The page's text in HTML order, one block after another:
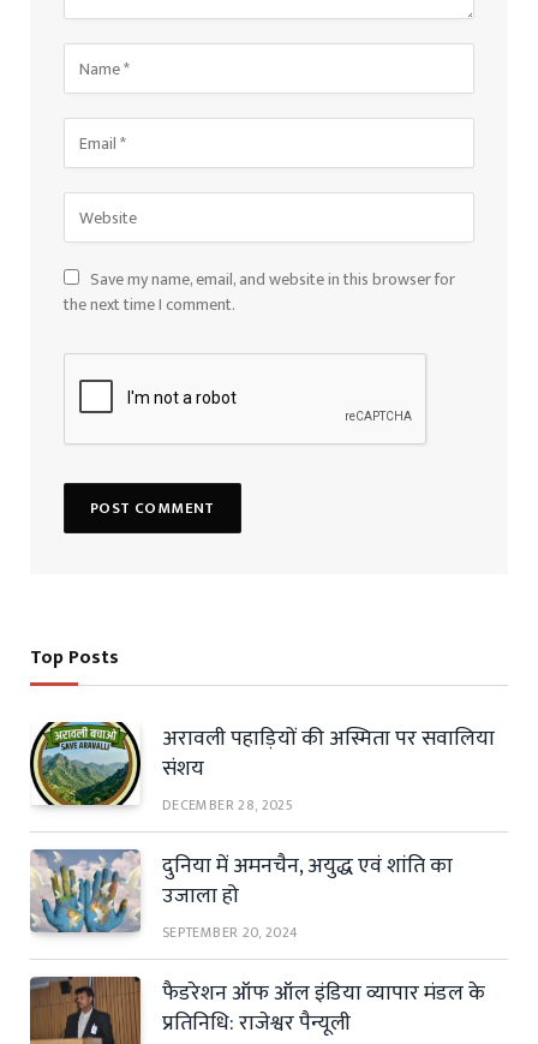
Save my name, email, and website in this browser for
the next time I comment.
Top Posts
अरावली पहाड़ियों की अस्मिता पर सवालिया
संशय
DECEMBER 28, 2025
दुनिया में अमनचैन, अयुद्ध एवं शांति का
उजाला हो
SEPTEMBER 20, 2024
फैडरेशन ऑफ ऑल इंडिया व्यापार मंडल के
प्रतिनिधि: राजेश्वर पैन्यूली